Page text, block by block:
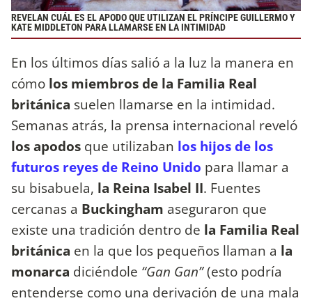
REVELAN CUÁL ES EL APODO QUE UTILIZAN EL PRÍNCIPE GUILLERMO Y
KATE MIDDLETON PARA LLAMARSE EN LA INTIMIDAD
En los últimos días salió a la luz la manera en
cómo los miembros de la Familia Real
británica suelen llamarse en la intimidad.
Semanas atrás, la prensa internacional reveló
los apodos que utilizaban los hijos de los
futuros reyes de Reino Unido para llamar a
su bisabuela, la Reina Isabel II. Fuentes
cercanas a Buckingham aseguraron que
existe una tradición dentro de la Familia Real
británica en la que los pequeños llaman a la
monarca diciéndole “Gan Gan”(esto podría
entenderse como una derivación de una mala